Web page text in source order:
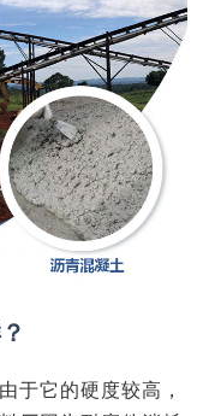
于它的硬度较高，